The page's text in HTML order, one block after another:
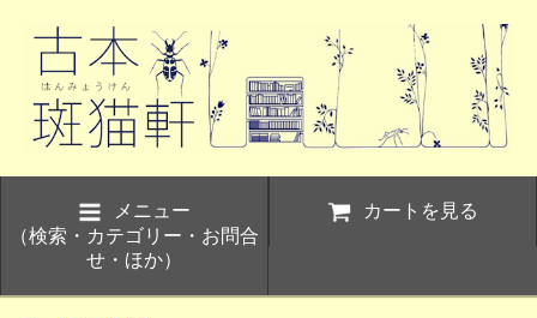
メニュー
（検索・カテゴリー・お問合
せ・ほか）
カートを見る